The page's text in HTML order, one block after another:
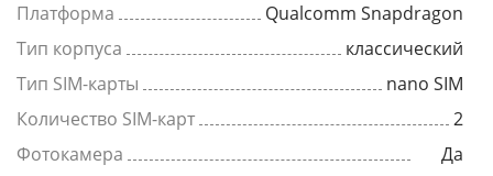
Платформа
Qualcomm Snapdragon
Тип корпуса
классический
Тип SIM-карты
nano SIM
Количество SIM-карт
2
Фотокамера
Да